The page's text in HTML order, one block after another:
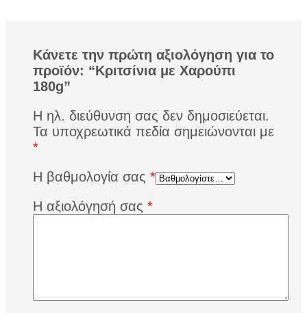
Κάνετε την πρώτη αξιολόγηση για το
προϊόν: “Κριτσίνια με Χαρούπι
180g”
Η ηλ. διεύθυνση σας δεν δημοσιεύεται.
Τα υποχρεωτικά πεδία σημειώνονται με
*
Η βαθμολογία σας *
Η αξιολόγησή σας *